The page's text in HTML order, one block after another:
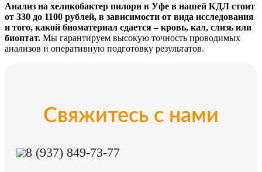
Анализ на хеликобактер пилори в Уфе в нашей КДЛ стоит
от 330 до 1100 рублей, в зависимости от вида исследования
и того, какой биоматериал сдается – кровь, кал, слизь или
биоптат. Мы гарантируем высокую точность проводимых
анализов и оперативную подготовку результатов.
Свяжитесь с нами
8 (937) 849-73-77